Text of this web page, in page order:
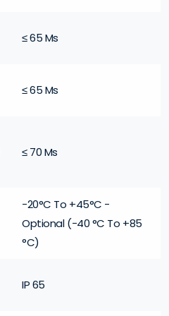
≤ 65 Ms
≤ 65 Ms
≤ 70 Ms
-20°C To +45°C -
Optional (-40 °C To +85
°C)
IP 65